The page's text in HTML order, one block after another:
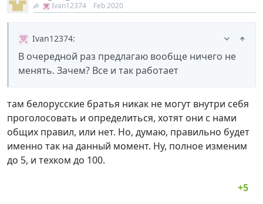
Ivan12374 Feb 2020
Ivan12374:
В очередной раз предлагаю вообще ничего не
менять. Зачем? Все и так работает
там белорусские братья никак не могут внутри себя
проголосовать и определиться, хотят они с нами
общих правил, или нет. Но, думаю, правильно будет
именно так на данный момент. Ну, полное изменим
до 5, и техком до 100.